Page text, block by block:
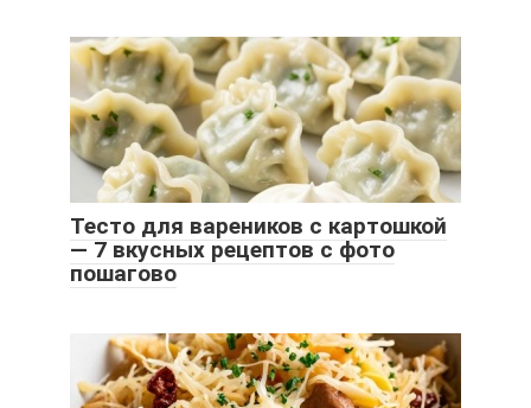
Тесто для вареников с картошкой
— 7 вкусных рецептов с фото
пошагово